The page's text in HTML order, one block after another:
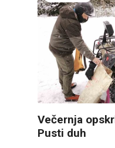
Večernja
Pusti duh